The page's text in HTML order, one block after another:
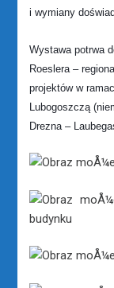
i wymiany
Wystawa potrwa
Roeslera –
projektów w
Lubogoszczą
Drezna –